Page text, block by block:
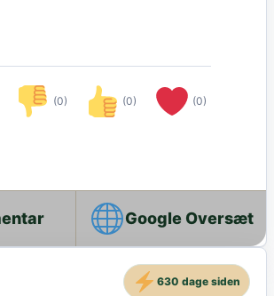
(0) (0) (0)
Google Oversæt
630 dage siden